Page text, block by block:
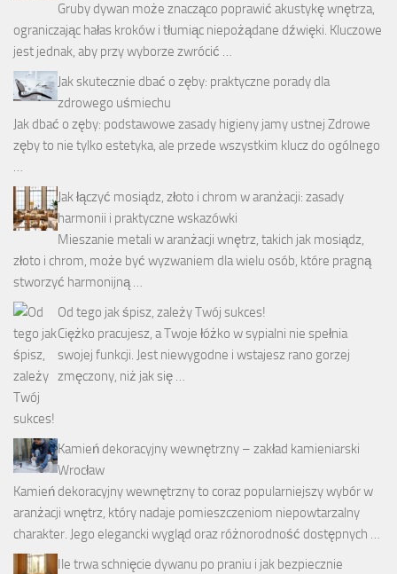
Gruby dywan może znacząco poprawić akustykę wnętrza,
ograniczając hałas kroków i tłumiąc niepożądane dźwięki. Kluczowe
jest jednak, aby przy wyborze zwrócić …
Jak skutecznie dbać o zęby: praktyczne porady dla
zdrowego uśmiechu
Jak dbać o zęby: podstawowe zasady higieny jamy ustnej Zdrowe
zęby to nie tylko estetyka, ale przede wszystkim klucz do ogólnego
…
Jak łączyć mosiądz, złoto i chrom w aranżacji: zasady
harmonii i praktyczne wskazówki
Mieszanie metali w aranżacji wnętrz, takich jak mosiądz,
złoto i chrom, może być wyzwaniem dla wielu osób, które pragną
stworzyć harmonijną …
Od tego jak śpisz, zależy Twój sukces!
Ciężko pracujesz, a Twoje łóżko w sypialni nie spełnia
swojej funkcji. Jest niewygodne i wstajesz rano gorzej
zmęczony, niż jak się …
Kamień dekoracyjny wewnętrzny – zakład kamieniarski
Wrocław
Kamień dekoracyjny wewnętrzny to coraz popularniejszy wybór w
aranżacji wnętrz, który nadaje pomieszczeniom niepowtarzalny
charakter. Jego elegancki wygląd oraz różnorodność dostępnych …
Ile trwa schnięcie dywanu po praniu i jak bezpiecznie